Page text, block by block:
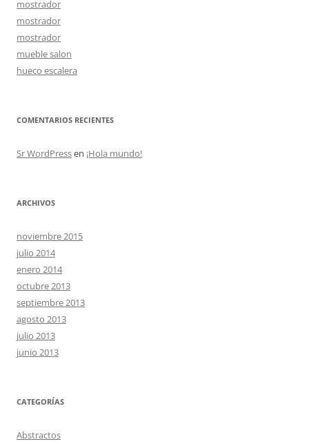
mostrador
mostrador
mostrador
mueble salon
hueco escalera
COMENTARIOS RECIENTES
Sr WordPressen ¡Hola mundo!
ARCHIVOS
noviembre 2015
julio 2014
enero 2014
octubre 2013
septiembre 2013
agosto 2013
julio 2013
junio 2013
CATEGORÍAS
Abstractos